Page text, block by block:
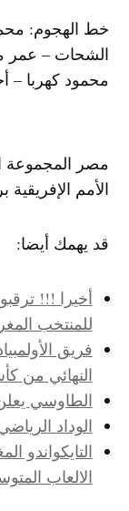
خط الهجوم:
الشحات – عمر
محمود كهربا​
مصر المجموعة
الأمم الإفريقية
قد يهمك أيضا:
أخيرا !!!
للمنتخب
فريق
النهائي من
الطاوسي
الوداد
التايكواندو
الالعاب